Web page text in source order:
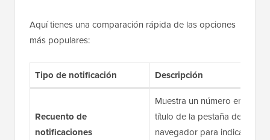
Aquí tienes una comparación rápida de las opciones
más populares:
Tipo de notificación Descripción
Recuento de
notificaciones
Muestra un número en el
título de la pestaña del
navegador para indicar